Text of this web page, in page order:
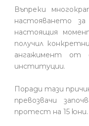
Въпреки
настояването
настоящия
получил
ангажимент от
институции.
Поради тази
превозвачи
протест на 15 юни.